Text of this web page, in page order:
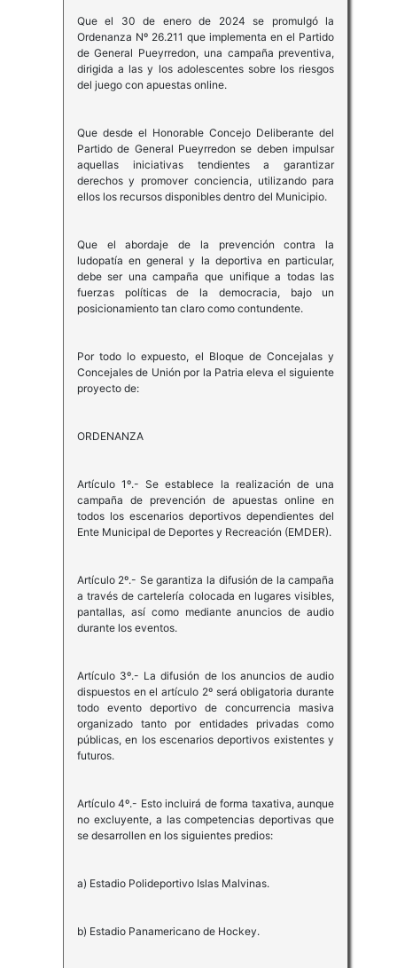
Que el 30 de enero de 2024 se promulgó la
Ordenanza Nº 26.211 que implementa en el Partido
de General Pueyrredon, una campaña preventiva,
dirigida a las y los adolescentes sobre los riesgos
del juego con apuestas online.
Que desde el Honorable Concejo Deliberante del
Partido de General Pueyrredon se deben impulsar
aquellas iniciativas tendientes a garantizar
derechos y promover conciencia, utilizando para
ellos los recursos disponibles dentro del Municipio.
Que el abordaje de la prevención contra la
ludopatía en general y la deportiva en particular,
debe ser una campaña que unifique a todas las
fuerzas políticas de la democracia, bajo un
posicionamiento tan claro como contundente.
Por todo lo expuesto, el Bloque de Concejalas y
Concejales de Unión por la Patria eleva el siguiente
proyecto de:
ORDENANZA
Artículo 1º.- Se establece la realización de una
campaña de prevención de apuestas online en
todos los escenarios deportivos dependientes del
Ente Municipal de Deportes y Recreación (EMDER).
Artículo 2º.- Se garantiza la difusión de la campaña
a través de cartelería colocada en lugares visibles,
pantallas, así como mediante anuncios de audio
durante los eventos.
Artículo 3º.- La difusión de los anuncios de audio
dispuestos en el artículo 2º será obligatoria durante
todo evento deportivo de concurrencia masiva
organizado tanto por entidades privadas como
públicas, en los escenarios deportivos existentes y
futuros.
Artículo 4º.- Esto incluirá de forma taxativa, aunque
no excluyente, a las competencias deportivas que
se desarrollen en los siguientes predios:
a) Estadio Polideportivo Islas Malvinas.
b) Estadio Panamericano de Hockey.